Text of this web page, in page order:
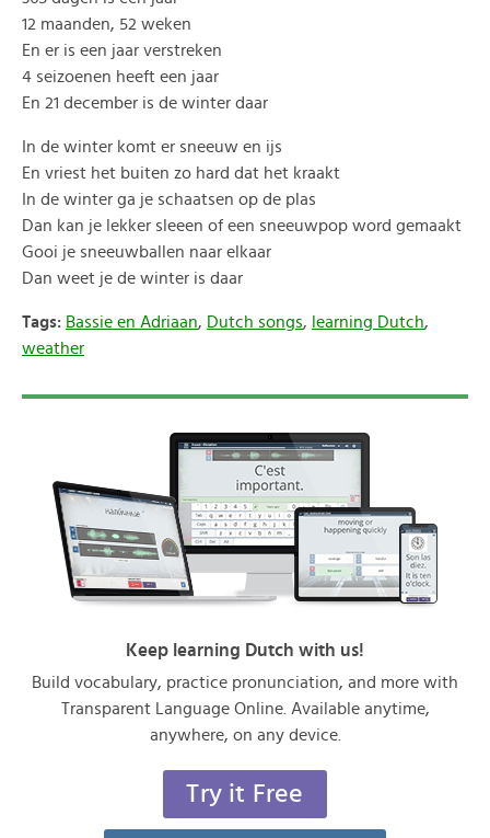
12 maanden, 52 weken
En er is een jaar verstreken
4 seizoenen heeft een jaar
En 21 december is de winter daar
In de winter komt er sneeuw en ijs
En vriest het buiten zo hard dat het kraakt
In de winter ga je schaatsen op de plas
Dan kan je lekker sleeen of een sneeuwpop word gemaakt
Gooi je sneeuwballen naar elkaar
Dan weet je de winter is daar
Tags: Bassie en Adriaan, Dutch songs, learning Dutch,
weather
Keep learning Dutch with us!
Build vocabulary, practice pronunciation, and more with
Transparent Language Online. Available anytime,
anywhere, on any device.
Try it Free